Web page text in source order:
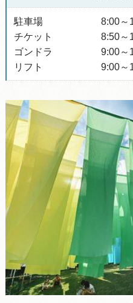
駐車場 8:00～
チケット 8:50～
ゴンドラ 9:00～
リフト 9:00～